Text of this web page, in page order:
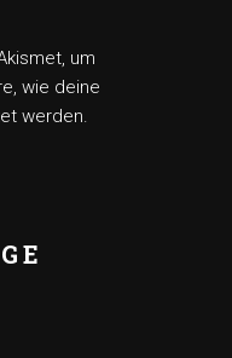
um
wie deine
werden.